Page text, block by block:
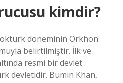
kimdir?
döneminin Orkhon
belirtilmiştir. İlk ve
resmi bir devlet
devletidir. Bumin Khan,